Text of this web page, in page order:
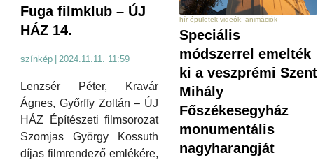
Fuga filmklub – ÚJ
HÁZ 14.
színkép | 2024.11.11. 11:59
Lenzsér Péter, Kravár
Ágnes, Győrffy Zoltán – ÚJ
HÁZ Építészeti filmsorozat
Szomjas György Kossuth
díjas filmrendező emlékére,
hír épületek videók, animációk
Speciális
módszerrel emelték
ki a veszprémi Szent
Mihály
Főszékesegyház
monumentális
nagyharangját